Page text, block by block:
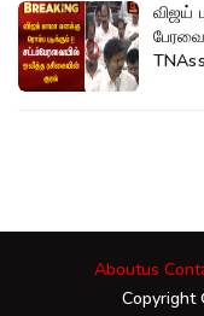
விஜய்
Aboutus
Copyright